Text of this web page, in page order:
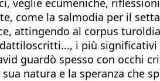
veglie ecumeniche,
come la salmodia per il
attingendo al corpus
dattiloscritti..., i più
guardò spesso con occhi
natura e la speranza che